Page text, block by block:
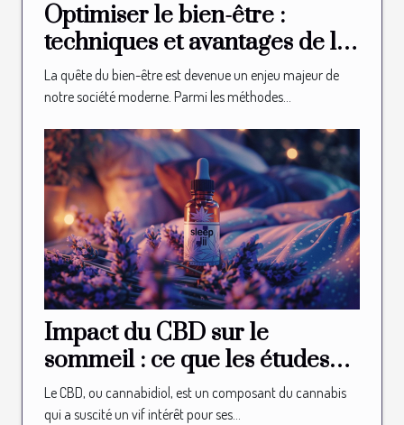
Optimiser le bien-être :
techniques et avantages de la
thalasso et du spa
La quête du bien-être est devenue un enjeu majeur de
notre société moderne. Parmi les méthodes...
Impact du CBD sur le
sommeil : ce que les études
révèlent
Le CBD, ou cannabidiol, est un composant du cannabis
qui a suscité un vif intérêt pour ses...